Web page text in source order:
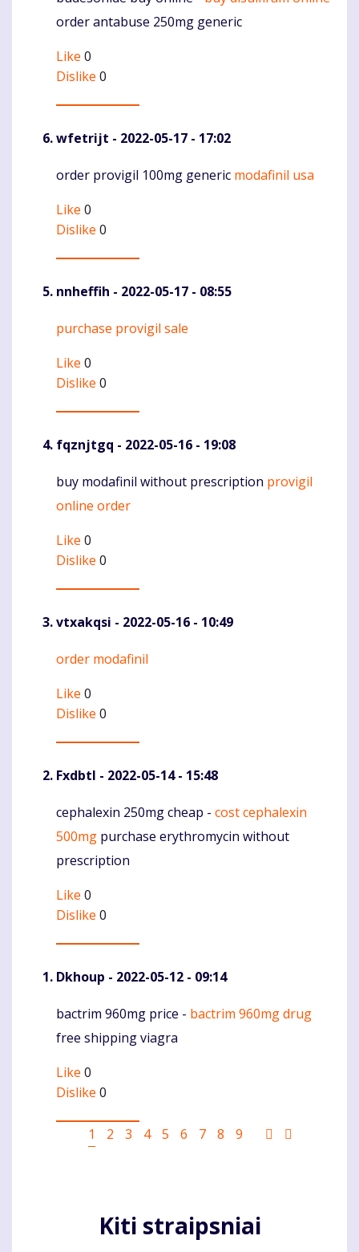
order antabuse 250mg generic
Like 0
Dislike 0
wfetrijt - 2022-05-17 - 17:02
Komentaras
order provigil 100mg generic modafinil usa
Like 0
Dislike 0
nnheffih - 2022-05-17 - 08:55
Komentaras
purchase provigil sale
Like 0
Dislike 0
fqznjtgq - 2022-05-16 - 19:08
Komentaras
buy modafinil without prescription provigil
online order
Like 0
Dislike 0
vtxakqsi - 2022-05-16 - 10:49
Komentaras
order modafinil
Like 0
Dislike 0
Fxdbtl - 2022-05-14 - 15:48
Komentaras
cephalexin 250mg cheap - cost cephalexin
500mg purchase erythromycin without
prescription
Like 0
Dislike 0
Dkhoup - 2022-05-12 - 09:14
Komentaras
bactrim 960mg price - bactrim 960mg drug
free shipping viagra
Like 0
Dislike 0
Pagination
Current
1 Puslapis
2 Puslapis
3 Puslapis
4 Puslapis
5 Puslapis
6 Puslapis
7 Puslapis
8 Puslapis
9
Sekantis
Kiti straipsniai